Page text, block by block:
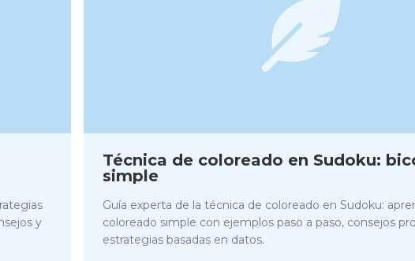
y
Técnica de coloreado en Sudoku:
simple
Guía experta de la técnica de coloreado en Sudoku:
coloreado simple con ejemplos paso a paso, consejos
estrategias basadas en datos.